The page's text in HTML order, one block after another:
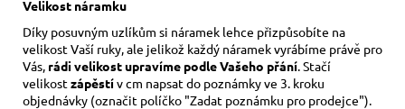
Velikost náramku
Díky posuvným uzlíkům si náramek lehce přizpůsobíte na
velikost Vaší ruky, ale jelikož každý náramek vyrábíme právě pro
Vás, rádi velikost upravíme podle Vašeho přání . Stačí
velikostzápěstív cm napsat do poznámky ve 3. kroku
objednávky (označit políčko "Zadat poznámku pro prodejce").